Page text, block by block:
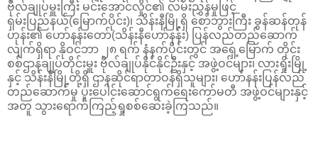
ဗိုလ်ချုပ်မှူးကြီး မင်းအောင်လှိုင်၏ လမ်းညွှန်မှုဖြင့်
ရှမ်းပြည်နယ်(မြောက်ပိုင်း)၊ သိန်းနီမြို့ရှိ စော်ဘွားကြီး ခွန်ဆန်တုန်
ဟုန်း၏ ဟော်နန်းတော်(သိန်းနီဟော်နန်း) ပြန်လည်တည်ဆောက်
လျက်ရှိရာ နိုဝင်ဘာ ၂၈ ရက် နံနက်ပိုင်းတွင် အရှေ့မြောက် တိုင်း
စစ်ဌာနချုပ်တိုင်းမှူး ဗိုလ်ချုပ်နိုင်နိုင်ဦးနှင့် အဖွဲ့ဝင်များ၊ လားရှိုးမြို့
နှင့် သိန်းနီမြို့တို့ရှိ ဌာနဆိုင်ရာတာဝန်ရှိသူများ၊ ဟော်နန်းပြန်လည်
တည်ဆောက်မှု ပူးပေါင်းဆောင်ရွက်ရေးကော်မတီ အဖွဲ့ဝင်များနှင့်
အတူ သွားရောက်ကြည့်ရှုစစ်ဆေးခဲ့ကြသည်။